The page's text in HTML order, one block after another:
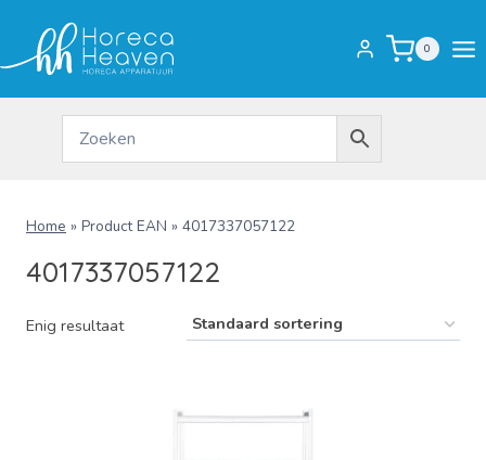
inhoud
0
Home » Product EAN » 4017337057122
4017337057122
Enig resultaat